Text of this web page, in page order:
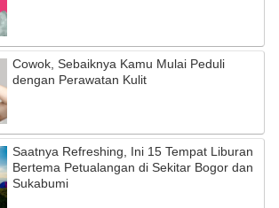
Cowok, Sebaiknya Kamu Mulai Peduli
dengan Perawatan Kulit
Saatnya Refreshing, Ini 15 Tempat Liburan
Bertema Petualangan di Sekitar Bogor dan
Sukabumi